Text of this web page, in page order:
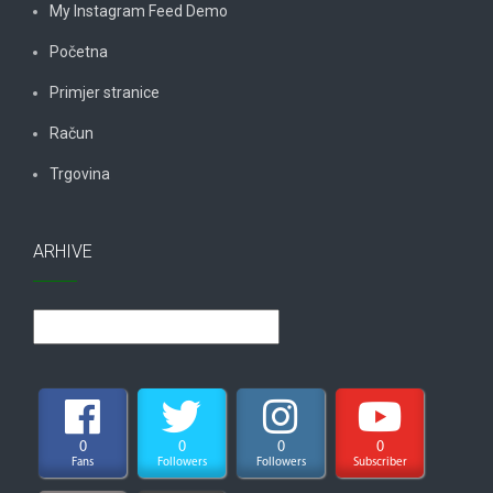
My Instagram Feed Demo
Početna
Primjer stranice
Račun
Trgovina
ARHIVE
0
Fans
0
Followers
0
Followers
0
Subscriber